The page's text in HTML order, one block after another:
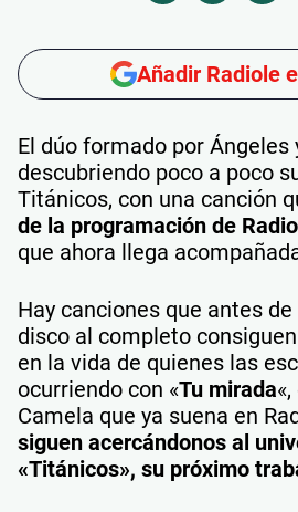
Añadir Radiole
El dúo formado por Ángeles
descubriendo poco a poco
Titánicos, con una canción
de la programación de
que ahora llega
Hay canciones que antes
disco al completo
en la vida de quienes las
ocurriendo con «Tu mirada
Camela que ya suena en
siguen acercándonos al
«Titánicos», su próximo